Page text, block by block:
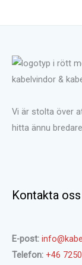
Vi är stolta över
hitta ännu
Kontakta oss
E-post:
Telefon: +46